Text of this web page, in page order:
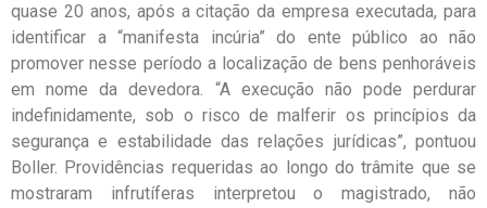
quase 20 anos, após a citação da empresa executada, para
identificar a “manifesta incúria” do ente público ao não
promover nesse período a localização de bens penhoráveis
em nome da devedora. “A execução não pode perdurar
indefinidamente, sob o risco de malferir os princípios da
segurança e estabilidade das relações jurídicas”, pontuou
Boller. Providências requeridas ao longo do trâmite que se
mostraram infrutíferas interpretou o magistrado, não